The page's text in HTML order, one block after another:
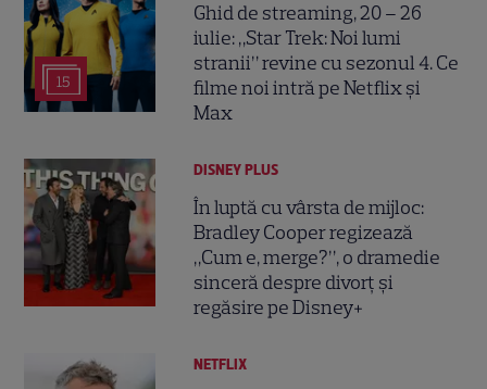
15
Ghid de streaming, 20 – 26
iulie: „Star Trek: Noi lumi
stranii” revine cu sezonul 4. Ce
filme noi intră pe Netflix și
Max
DISNEY PLUS
În luptă cu vârsta de mijloc:
Bradley Cooper regizează
„Cum e, merge?”, o dramedie
sinceră despre divorț și
regăsire pe Disney+
NETFLIX